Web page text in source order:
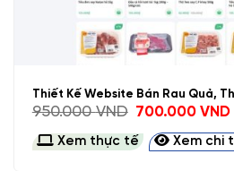
Thiết Kế Website Bán Rau Quả,
950.000VND
Giá
là:
950.000 VND.
700.000VND
Xem thực tế Xem chi